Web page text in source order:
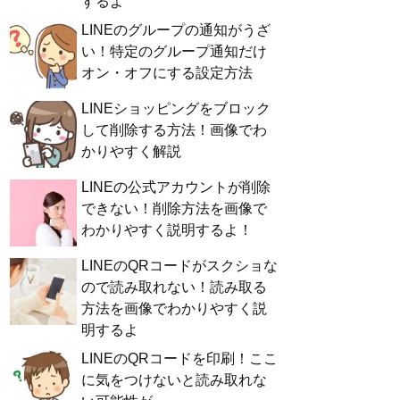
LINEのグループの通知がうざ
い！特定のグループ通知だけ
オン・オフにする設定方法
LINEショッピングをブロック
して削除する方法！画像でわ
かりやすく解説
LINEの公式アカウントが削除
できない！削除方法を画像で
わかりやすく説明するよ！
LINEのQRコードがスクショな
ので読み取れない！読み取る
方法を画像でわかりやすく説
明するよ
LINEのQRコードを印刷！ここ
に気をつけないと読み取れな